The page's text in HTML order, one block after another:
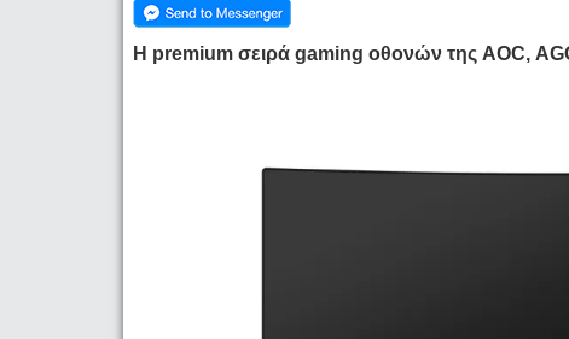
Η premium σειρά gaming οθονών της AOC,